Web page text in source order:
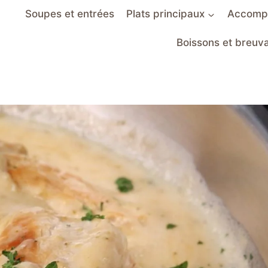
Soupes et entrées Plats principaux
Boissons et